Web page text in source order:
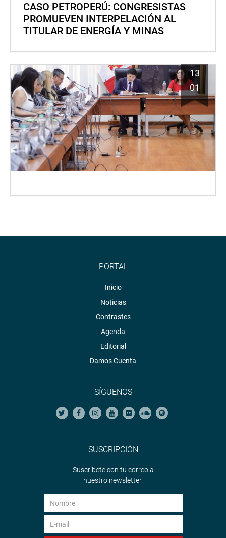
CASO PETROPERÚ: CONGRESISTAS
PROMUEVEN INTERPELACIÓN AL
TITULAR DE ENERGÍA Y MINAS
13
01
PORTAL
Inicio
Noticias
Contrastes
Agenda
Editorial
Damos Cuenta
SÍGUENOS
SUSCRIPCIÓN
Suscríbete con tu correo a
nuestro newsletter.